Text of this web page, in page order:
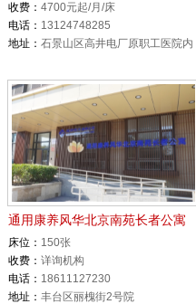
收费： 4700元起/月/床
电话： 13124748285
地址： 石景山区高井电厂原职工医院内
通用康养风华北京南苑长者公寓
床位： 150张
收费： 详询机构
电话： 18611127230
地址： 丰台区丽槐街2号院